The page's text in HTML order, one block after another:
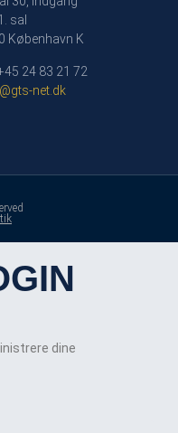
sal
København K
24 83 21 72
net.dk
dine